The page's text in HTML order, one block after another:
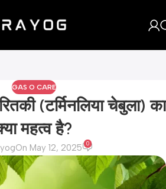
GAS O CARE
(टर्मिनलिया चेबुला) का
महत्व है?
On May 12, 2025 0